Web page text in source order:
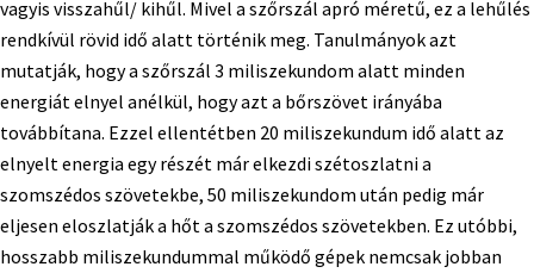
vagyis visszahűl/ kihűl. Mivel a szőrszál apró méretű, ez a lehűlés
rendkívül rövid idő alatt történik meg. Tanulmányok azt
mutatják, hogy a szőrszál 3 miliszekundom alatt minden
energiát elnyel anélkül, hogy azt a bőrszövet irányába
továbbítana. Ezzel ellentétben 20 miliszekundum idő alatt az
elnyelt energia egy részét már elkezdi szétoszlatni a
szomszédos szövetekbe, 50 miliszekundom után pedig már
eljesen eloszlatják a hőt a szomszédos szövetekben. Ez utóbbi,
hosszabb miliszekundummal működő gépek nemcsak jobban